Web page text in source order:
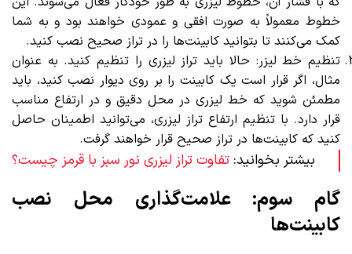
خطوط معمولاً به صورت افقی و عمودی خواهند بود و به شما
کمک می‌کنند تا بتوانید کابینت‌ها را در تراز صحیح نصب کنید.
تنظیم خط لیزر: حالا باید تراز لیزری را تنظیم کنید. به عنوان
مثال، اگر قرار است یک کابینت را بر روی دیوار نصب کنید، باید
مطمئن شوید که خط لیزری در محل دقیق و در ارتفاع مناسب
قرار دارد. با تنظیم ارتفاع تراز لیزری، می‌توانید اطمینان حاصل
کنید که کابینت‌ها در تراز صحیح قرار خواهند گرفت.
بیشتر بخوانید: تفاوت تراز لیزری نور سبز با قرمز چیست؟
گام سوم: علامت‌گذاری محل نصب
کابینت‌ها